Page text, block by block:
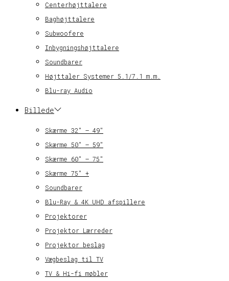
Centerhøjttalere
Baghøjttalere
Subwoofere
Inbygningshøjttalere
Soundbarer
Højttaler Systemer 5.1/7.1 m.m.
Blu-ray Audio
Billede
Skærme 32″ – 49″
Skærme 50″ – 59″
Skærme 60″ – 75″
Skærme 75″ +
Soundbarer
Blu-Ray & 4K UHD afspillere
Projektorer
Projektor Lærreder
Projektor beslag
Vægbeslag til TV
TV & Hi-fi møbler